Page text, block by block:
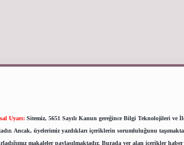
Uyarı:Sitemiz, 5651 Sayılı Kanun gereğince Bilgi Teknolojileri ve
Ancak, üyelerimiz yazdıkları içeriklerin sorumluluğunu
makaleler paylaşılmaktadır. Burada yer alan içerikler